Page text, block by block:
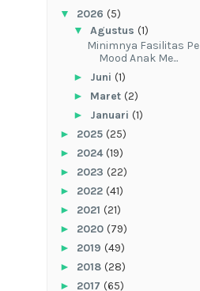
▼ 2026 (5)
▼ Agustus (1)
‎Minimnya Fasilitas
Mood Anak Me...
► Juni (1)
► Maret (2)
► Januari (1)
► 2025 (25)
► 2024(19)
► 2023 (22)
► 2022 (41)
► 2021 (21)
► 2020 (79)
► 2019 (49)
► 2018 (28)
► 2017 (65)